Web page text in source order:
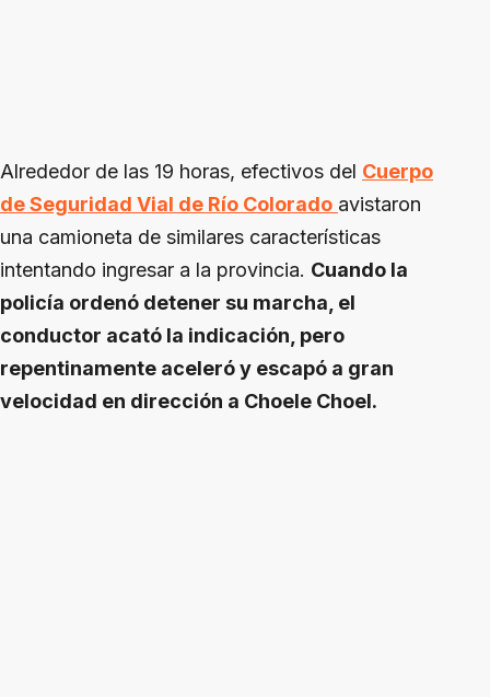
Alrededor de las 19 horas, efectivos del Cuerpo
de Seguridad Vial de Río Colorado avistaron
una camioneta de similares características
intentando ingresar a la provincia. Cuando la
policía ordenó detener su marcha, el
conductor acató la indicación, pero
repentinamente aceleró y escapó a gran
velocidad en dirección a Choele Choel.